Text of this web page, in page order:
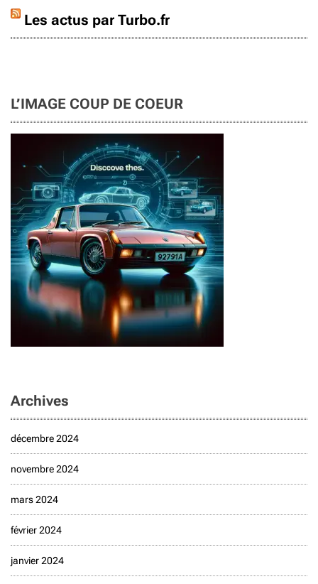
Les actus par Turbo.fr
L’IMAGE COUP DE COEUR
Archives
décembre 2024
novembre 2024
mars 2024
février 2024
janvier 2024